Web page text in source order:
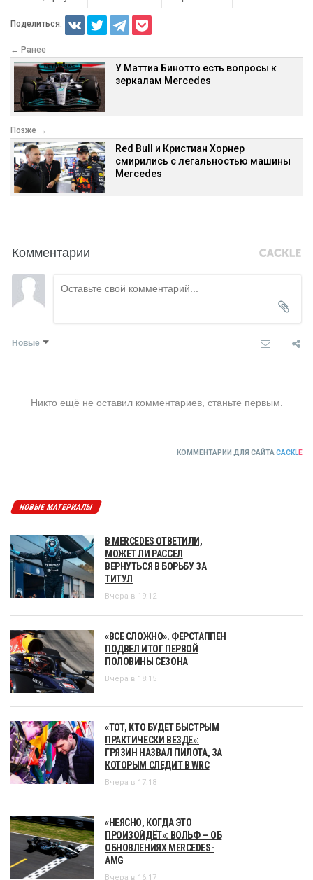
Поделиться:
← Ранее
У Маттиа Бинотто есть вопросы к
зеркалам Mercedes
Позже →
Red Bull и Кристиан Хорнер
смирились с легальностью машины
Mercedes
Комментарии
Новые
Никто ещё не оставил комментариев, станьте первым.
КОММЕНТАРИИ ДЛЯ САЙТА CACKLE
НОВЫЕ МАТЕРИАЛЫ
В MERCEDES ОТВЕТИЛИ,
МОЖЕТ ЛИ РАССЕЛ
ВЕРНУТЬСЯ В БОРЬБУ ЗА
ТИТУЛ
Вчера в 19:12
«ВСЕ СЛОЖНО». ФЕРСТАППЕН
ПОДВЕЛ ИТОГ ПЕРВОЙ
ПОЛОВИНЫ СЕЗОНА
Вчера в 18:15
«ТОТ, КТО БУДЕТ БЫСТРЫМ
ПРАКТИЧЕСКИ ВЕЗДЕ»:
ГРЯЗИН НАЗВАЛ ПИЛОТА, ЗА
КОТОРЫМ СЛЕДИТ В WRC
Вчера в 17:18
«НЕЯСНО, КОГДА ЭТО
ПРОИЗОЙДЁТ»: ВОЛЬФ — ОБ
ОБНОВЛЕНИЯХ MERCEDES-
AMG
Вчера в 16:17